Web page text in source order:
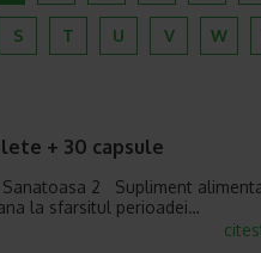
S T U V W
+ 30 capsule
Sanatoasa 2 Supliment
la sfarsitul perioadei…